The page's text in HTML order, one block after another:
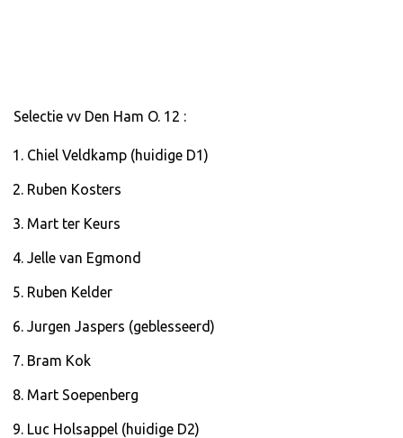
Selectie vv Den Ham O. 12 :
Chiel Veldkamp (huidige D1)
Ruben Kosters
Mart ter Keurs
Jelle van Egmond
Ruben Kelder
Jurgen Jaspers (geblesseerd)
Bram Kok
Mart Soepenberg
Luc Holsappel (huidige D2)